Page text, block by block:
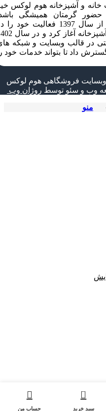
خانه و آشپزخانه هوم لوکس
حضور گرمتان همیشگی
فروشگاه اینترنتی هوم لوکس ، از سال 1397 فعالیت خود
زمینه فروش محصولات خانه و آشپزخانه
در قالب وبسایت و شبکه
داد تا بتواند خدمات خود
برای وبسایت فروشگاهی هوم لوکس
وب و سئو توسط روژان وب
منو
0
سبد خرید حساب من